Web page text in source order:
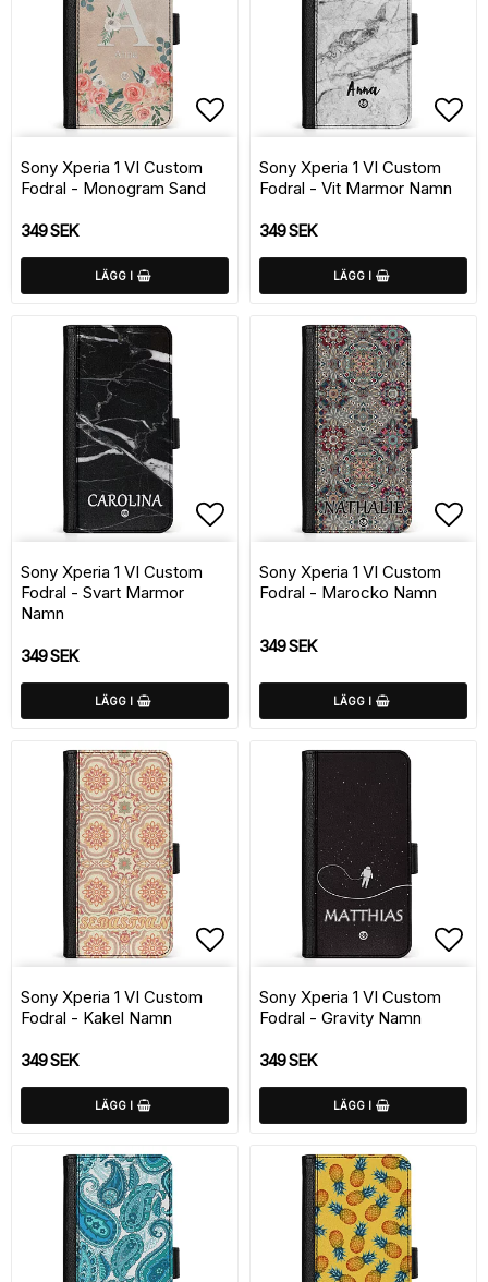
Lägg till i favoritlistan
Sony Xperia 1 VI Custom
Fodral - Monogram Sand
349 SEK
LÄGG I
Sony Xperia 1 VI Custom
Fodral - Vit Marmor Namn
349 SEK
LÄGG I
Lägg till i favoritlistan
Sony Xperia 1 VI Custom
Fodral - Svart Marmor
Namn
349 SEK
LÄGG I
Sony Xperia 1 VI Custom
Fodral - Marocko Namn
349 SEK
LÄGG I
Lägg till i favoritlistan
Sony Xperia 1 VI Custom
Fodral - Kakel Namn
349 SEK
LÄGG I
Sony Xperia 1 VI Custom
Fodral - Gravity Namn
349 SEK
LÄGG I